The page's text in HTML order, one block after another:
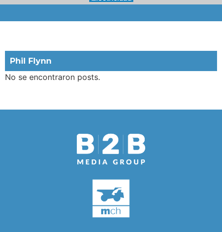
Phil Flynn
No se encontraron posts.